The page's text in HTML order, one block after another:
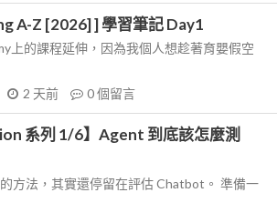
A-Z [2026] ] 學習筆記 Day1
上的課程延伸，因為我個人想趁著育嬰假空
2 天前 0個留言
系列 1/6】Agent 到底該怎麼測
方法，其實還停留在評估 Chatbot。 準備一